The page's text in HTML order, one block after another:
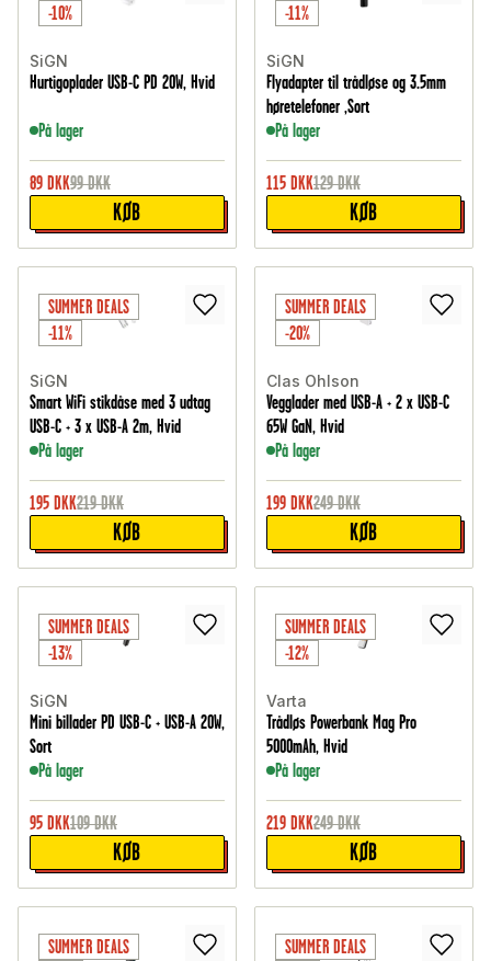
-10%
SiGN
Hurtigoplader USB-C PD 20W, Hvid
På lager
89 DKK99 DKK
KØB
-11%
SiGN
Flyadapter til trådløse og 3.5mm
høretelefoner ,Sort
På lager
115 DKK129 DKK
KØB
SUMMER DEALS
-11%
SiGN
Smart WiFi stikdåse med 3 udtag
USB-C + 3 x USB-A 2m, Hvid
På lager
195 DKK219 DKK
KØB
SUMMER DEALS
-20%
Clas Ohlson
Vegglader med USB-A + 2 x USB-C
65W GaN, Hvid
På lager
199 DKK249 DKK
KØB
SUMMER DEALS
-13%
SiGN
Mini billader PD USB-C + USB-A 20W,
Sort
På lager
95 DKK109 DKK
KØB
SUMMER DEALS
-12%
Varta
Trådløs Powerbank Mag Pro
5000mAh, Hvid
På lager
219 DKK249 DKK
KØB
SUMMER DEALS
SUMMER DEALS